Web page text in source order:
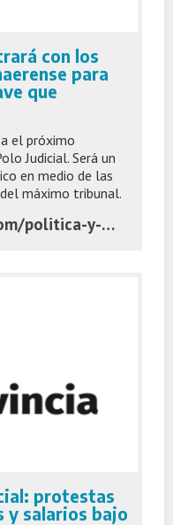
con los
para
que
el próximo
Judicial. Será un
en medio de las
máximo tribunal.
https://www.infocielo.com/politica-y-economia/axel-kicillof-se-encontrara-con-los-jueces-de-la-corte-bonaerense-para-inaugurar-una-obra-clave-que-abandono-vidal
protestas
y salarios bajo